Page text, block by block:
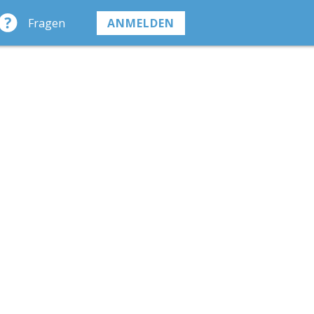
Fragen ANMELDEN